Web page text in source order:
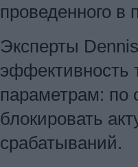
проведенного в
Эксперты
эффективность
параметрам: по
блокировать
срабатываний.